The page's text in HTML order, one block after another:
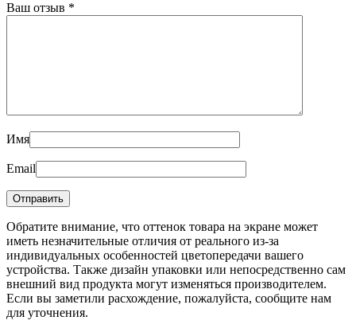
Ваш отзыв *
Имя
Email
Обратите внимание, что оттенок товара на экране может
иметь незначительные отличия от реального из-за
индивидуальных особенностей цветопередачи вашего
устройства. Также дизайн упаковки или непосредственно сам
внешний вид продукта могут изменяться производителем.
Если вы заметили расхождение, пожалуйста, сообщите нам
для уточнения.